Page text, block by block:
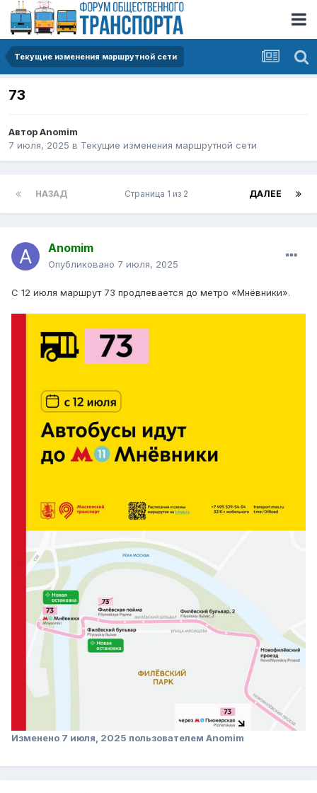
Текущие изменения маршрутной сети
73
АвторAnomim
7 июля, 2025 в Текущие изменения маршрутной сети
НАЗАД ДАЛЕЕ
Страница 1 из 2
Anomim
Опубликовано 7 июля, 2025
С 12 июля маршрут 73 продлевается до метро «Мнёвники».
Изменено 7 июля, 2025 пользователем Anomim